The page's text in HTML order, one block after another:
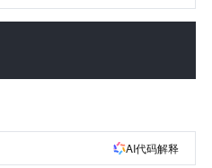
AI代码解释